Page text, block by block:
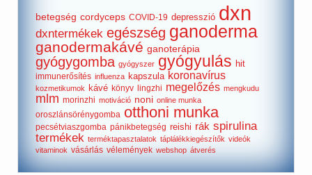
betegség cordyceps COVID-19 depresszió dxn
dxntermékek egészség ganoderma
ganodermakávé ganoterápia
gyógygomba gyógyszer gyógyulás hit
immunerősítés influenza kapszula koronavírus
kozmetikumok kávé könyv lingzhi megelőzés mengkudu
mlm morinzhi motiváció noni online munka
oroszlánsörénygomba otthoni munka
pecsétviaszgomba pánikbetegség reishi rák spirulina
termékek terméktapasztalatok táplálékkiegészítők videók
vitaminok vásárlás vélemények webshop átverés